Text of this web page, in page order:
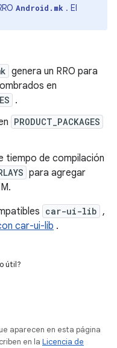
Android.mk . El
genera un RRO para
en
.
PRODUCT_PACKAGES
tiempo de compilación
para agregar
car-ui-lib ,
car-ui-lib .
útil?
aparecen en esta página
en la Licencia de